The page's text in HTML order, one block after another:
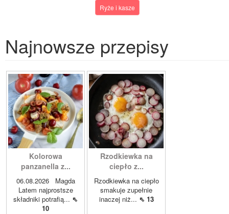
Ryże i kasze
Najnowsze przepisy
Kolorowa
panzanella z...
06.08.2026 Magda
Latem najprostsze
składniki potrafią... ⇖
10
Rzodkiewka na
ciepło z...
Rzodkiewka na ciepło
smakuje zupełnie
inaczej niż... ⇖ 13